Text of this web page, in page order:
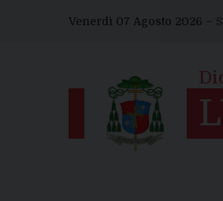
Venerdì 07 Agosto 2026 –